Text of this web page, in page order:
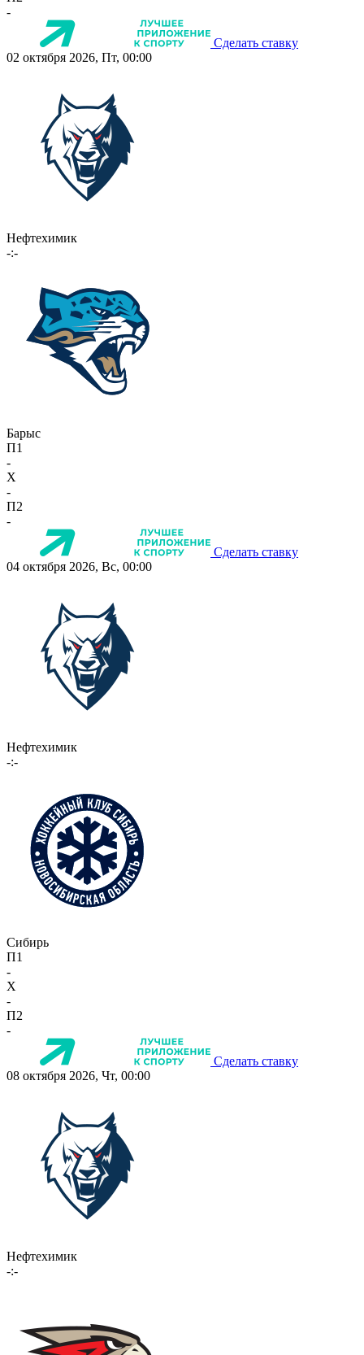
-
Сделать ставку
02 октября 2026, Пт, 00:00
Нефтехимик
-:-
Барыс
П1
-
X
-
П2
-
Сделать ставку
04 октября 2026, Вс, 00:00
Нефтехимик
-:-
Сибирь
П1
-
X
-
П2
-
Сделать ставку
08 октября 2026, Чт, 00:00
Нефтехимик
-:-